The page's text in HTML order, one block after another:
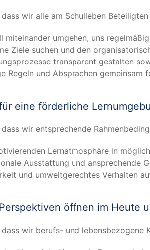
wir alle am Schul­le­ben
mit­ein­an­der umge­hen, uns
Zie­le suchen und den
trans­pa­rent gestal­ten
Regeln und Abspra­chen gemein­sam
eine för­der­li­che
wir ent­spre­chen­de
Lernat­mo­sphä­re in
Aus­stat­tung und anspre­chen­de
und umwelt­ge­rech­tes Ver­hal­ten
öff­nen im Heu­te
wir berufs- und lebens­be­zo­ge­ne